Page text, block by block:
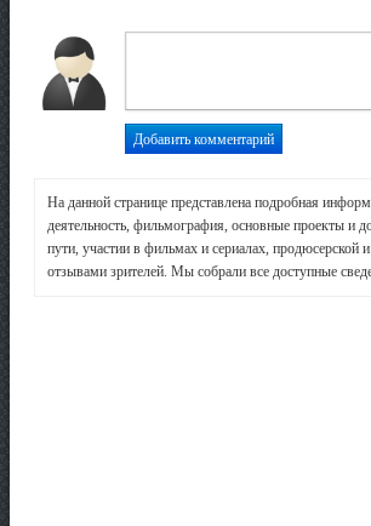
На данной странице представлена подробная
деятельность, фильмография, основные проекты и
пути, участии в фильмах и сериалах, продюсерской
отзывами зрителей. Мы собрали все доступные